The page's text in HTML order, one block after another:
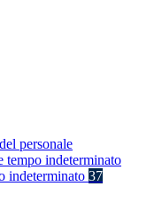
personale
tempo indeterminato
indeterminato 37